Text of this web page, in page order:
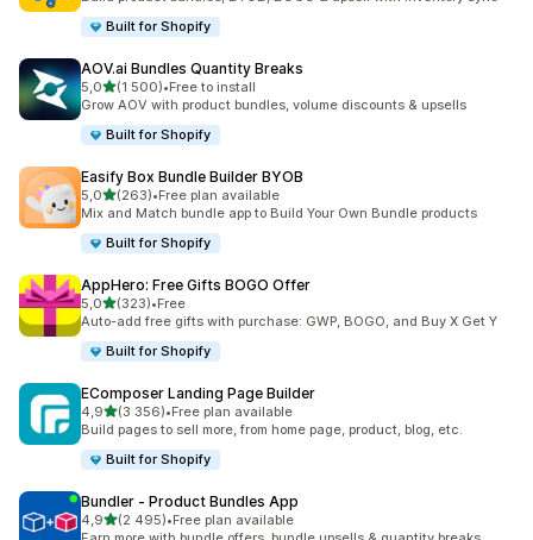
Built for Shopify
AOV.ai Bundles Quantity Breaks
5,0/ 5 tähteä
(1 500)
1500 arvostelua yhteensä
•Free to install
Grow AOV with product bundles, volume discounts & upsells
Built for Shopify
Easify Box Bundle Builder BYOB
5,0/ 5 tähteä
(263)
263 arvostelua yhteensä
•Free plan available
Mix and Match bundle app to Build Your Own Bundle products
Built for Shopify
AppHero: Free Gifts BOGO Offer
5,0/ 5 tähteä
(323)
323 arvostelua yhteensä
•Free
Auto-add free gifts with purchase: GWP, BOGO, and Buy X Get Y
Built for Shopify
EComposer Landing Page Builder
4,9/ 5 tähteä
(3 356)
3356 arvostelua yhteensä
•Free plan available
Build pages to sell more, from home page, product, blog, etc.
Built for Shopify
Bundler ‑ Product Bundles App
4,9/ 5 tähteä
(2 495)
2495 arvostelua yhteensä
•Free plan available